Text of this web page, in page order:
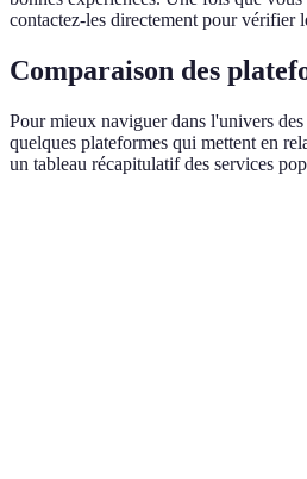
contactez-les directement pour vérifier
Comparaison des
Pour mieux naviguer dans l'univers
quelques plateformes qui mettent en
un tableau récapitulatif des services